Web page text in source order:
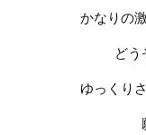
かなりの
どう
ゆっくり